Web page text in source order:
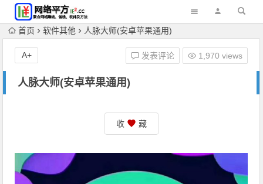
首页 软件其他 人脉大师(安卓苹果通用)
人脉大师(安卓苹果通用)
发表评论 1,970 views
A+
收 藏